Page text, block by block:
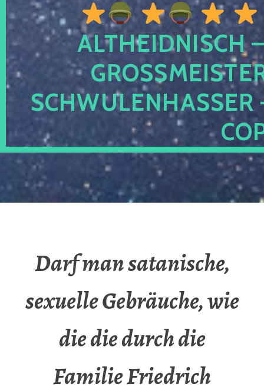
ALTHEIDNISCH
CHWULENHASSER
Darf man satanische,
sexuelle Gebräuche, wie
die die durch die
Familie Friedrich